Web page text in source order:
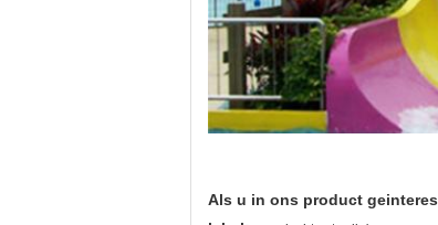
Als u in ons product